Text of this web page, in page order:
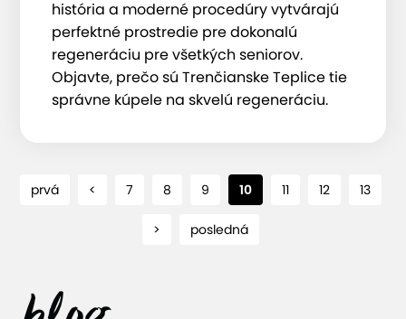
história a moderné procedúry vytvárajú
perfektné prostredie pre dokonalú
regeneráciu pre všetkých seniorov.
Objavte, prečo sú Trenčianske Teplice tie
správne kúpele na skvelú regeneráciu.
prvá < 7 8 9 10 11 12 13
> posledná